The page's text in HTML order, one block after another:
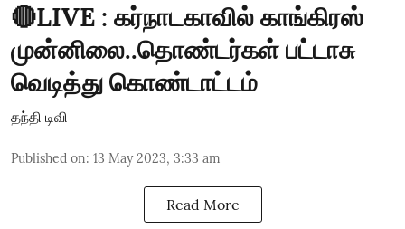
🔴LIVE : கர்நாடகாவில் காங்கிரஸ்
முன்னிலை..தொண்டர்கள் பட்டாசு
வெடித்து கொண்டாட்டம்
தந்தி டிவி
Published on: 13 May 2023, 3:33 am
Read More